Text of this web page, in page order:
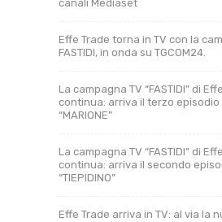
canali Mediaset
Effe Trade torna in TV con la
FASTIDI, in onda su TGCOM24.
La campagna TV “FASTIDI” di
continua: arriva il terzo episodio
“MARIONE”
La campagna TV “FASTIDI” di
continua: arriva il secondo
“TIEPIDINO”
Effe Trade arriva in TV: al via la